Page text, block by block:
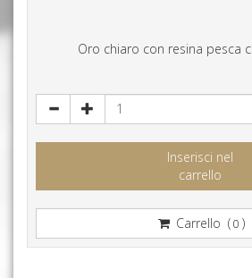
Oro chiaro con resina pesca
Inserisci nel
carrello
Carrello (0 )